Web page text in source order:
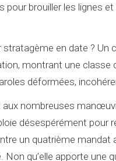
pour brouiller les lignes
stratagème en date ? Un
montrant une classe
déformées,
aux nombreuses
désespérément pour
un quatrième mandat
Non qu’elle apporte une